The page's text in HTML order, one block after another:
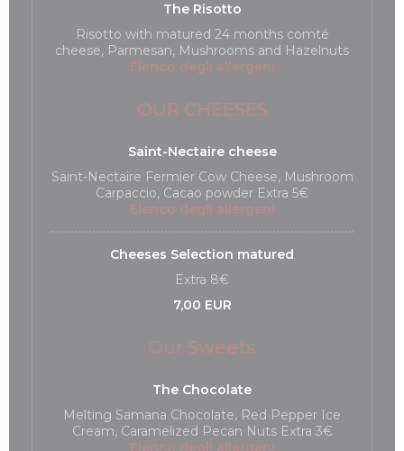
The Risotto
Risotto with matured 24 months comté
cheese, Parmesan, Mushrooms and Hazelnuts
Elenco degli allergeni
OUR CHEESES
Saint-Nectaire cheese
Saint-Nectaire Fermier Cow Cheese, Mushroom
Carpaccio, Cacao powder Extra 5€
Elenco degli allergeni
Cheeses Selection matured
Extra 8€
7,00 EUR
Our Sweets
The Chocolate
Melting Samana Chocolate, Red Pepper Ice
Cream, Caramelized Pecan Nuts Extra 3€
Elenco degli allergeni